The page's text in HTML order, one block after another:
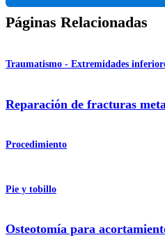
Páginas Relacionadas
Traumatismo - Extremidades
Reparación de fracturas
Procedimiento
Pie y tobillo
Osteotomía para